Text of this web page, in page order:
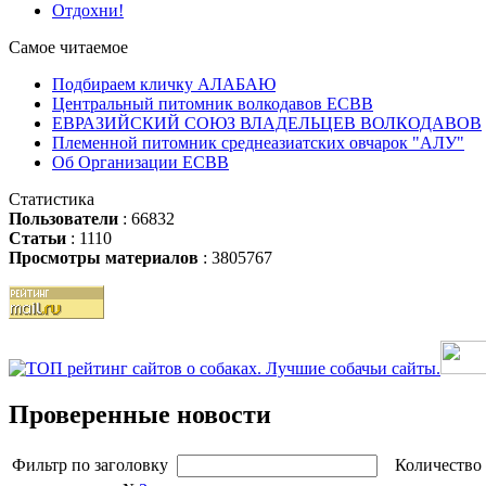
Отдохни!
Самое читаемое
Подбираем кличку АЛАБАЮ
Центральный питомник волкодавов ЕСВВ
ЕВРАЗИЙСКИЙ СОЮЗ ВЛАДЕЛЬЦЕВ ВОЛКОДАВОВ
Племенной питомник среднеазиатских овчарок "АЛУ"
Об Организации ЕСВВ
Статистика
Пользователи : 66832
Статьи : 1110
Просмотры материалов : 3805767
Проверенные новости
Фильтр по заголовку
Количество